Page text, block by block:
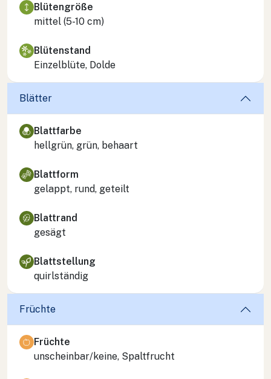
Blütengröße
mittel (5-10 cm)
Blütenstand
Einzelblüte, Dolde
Blätter
Blattfarbe
hellgrün, grün, behaart
Blattform
gelappt, rund, geteilt
Blattrand
gesägt
Blattstellung
quirlständig
Früchte
Früchte
unscheinbar/keine, Spaltfrucht